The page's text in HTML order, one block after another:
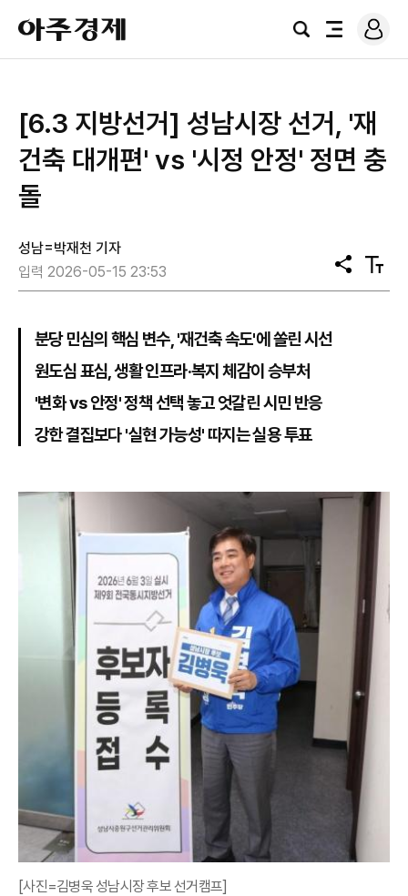
아
주
경
검
전
로
그
[6.3 지방선거] 성남시장 선거, '재
건축 대개편' vs '시정 안정' 정면 충
돌
성남=박재천 기자
입력 2026-05-15 23:53
공
유
텍
스
분당 민심의 핵심 변수, '재건축 속도'에 쏠린 시선
원도심 표심, 생활 인프라·복지 체감이 승부처
'변화 vs 안정' 정책 선택 놓고 엇갈린 시민 반응
강한 결집보다 '실현 가능성' 따지는 실용 투표
[사진=김병욱 성남시장 후보 선거캠프]